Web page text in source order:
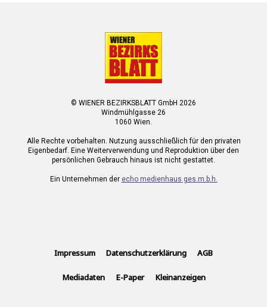
© WIENER BEZIRKSBLATT GmbH 2026
Windmühlgasse 26
1060 Wien.
Alle Rechte vorbehalten. Nutzung ausschließlich für den privaten
Eigenbedarf. Eine Weiterverwendung und Reproduktion über den
persönlichen Gebrauch hinaus ist nicht gestattet.
Ein Unternehmen der echo medienhaus ges.m.b.h.
Impressum Datenschutzerklärung AGB
Mediadaten E-Paper Kleinanzeigen